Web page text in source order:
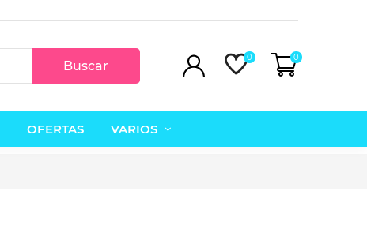
Buscar
0 0
OFERTAS VARIOS